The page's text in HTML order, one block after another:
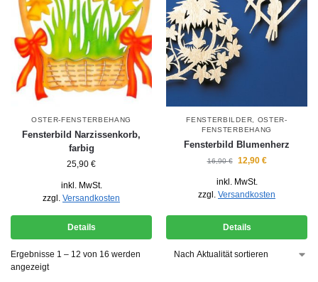
OSTER-FENSTERBEHANG
Fensterbild Narzissenkorb,
farbig
25,90 €
inkl. MwSt.
zzgl. Versandkosten
Details
FENSTERBILDER
OSTER-
FENSTERBEHANG
Fensterbild Blumenherz
16,90€ 12,90 €
inkl. MwSt.
zzgl. Versandkosten
Details
Ergebnisse 1 – 12 von 16 werden
angezeigt